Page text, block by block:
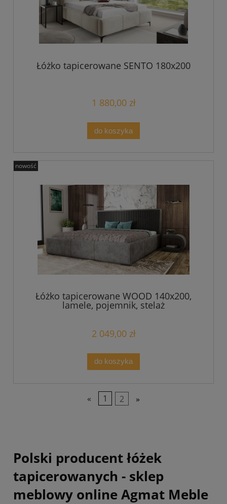
Łóżko tapicerowane SENTO 180x200
1 880,00 zł
do koszyka
Łóżko tapicerowane WOOD 140x200,
lamele, pojemnik, stelaż
2 049,00 zł
do koszyka
nowość
« 1 2 »
Polski producent łóżek
tapicerowanych - sklep
meblowy online Agmat Meble